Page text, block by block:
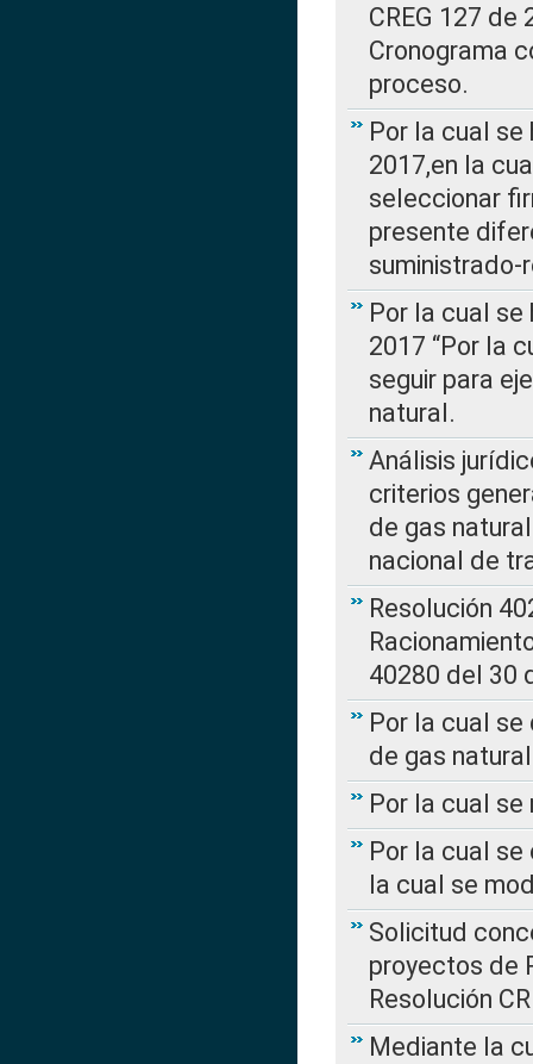
CREG 127 de
Cronograma
proceso.
Por la cual se
2017,en la
seleccionar
presente
Por la cual se
2017 “Por la
seguir para
natural.
Análisis
criterios
de gas
nacional de
Resolución
40280 del 30
Por la cual
de gas natural
Por la cual se
Por la cual se
la cual se
Solicitud
proyectos de
Resolución
Mediante la